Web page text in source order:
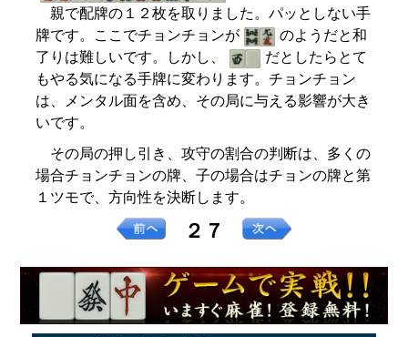
親で配牌の１２枚を取りました。パッとしない手
牌です。ここでチョンチョンが
のようだと和
了りは難しいです。しかし、
だとしたらとて
もやる気になる手牌に変わります。チョンチョン
は、メンタル面を含め、その局に与える影響が大き
いです。
その局の押し引き、攻守の割合の判断は、多くの
場合チョンチョンの牌、子の場合はチョンの牌と第
１ツモで、方向性を決断します。
２７